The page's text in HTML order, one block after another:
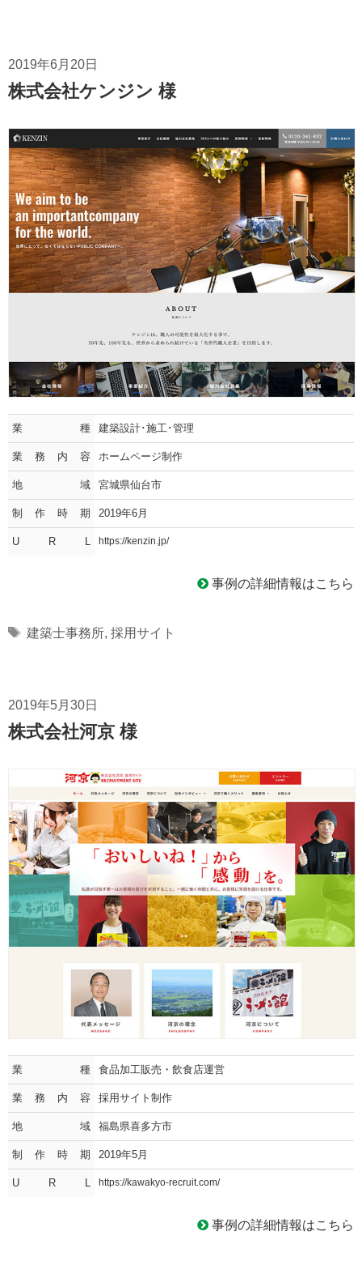
2019年6月20日
株式会社ケンジン 様
業種 建築設計･施工･管理
業務内容 ホームページ制作
地域 宮城県仙台市
制作時期 2019年6月
U R L https://kenzin.jp/
事例の詳細情報はこちら
Tags
建築士事務所, 採用サイト
2019年5月30日
株式会社河京 様
業種 食品加工販売・飲食店運営
業務内容 採用サイト制作
地域 福島県喜多方市
制作時期 2019年5月
U R L https://kawakyo-recruit.com/
事例の詳細情報はこちら